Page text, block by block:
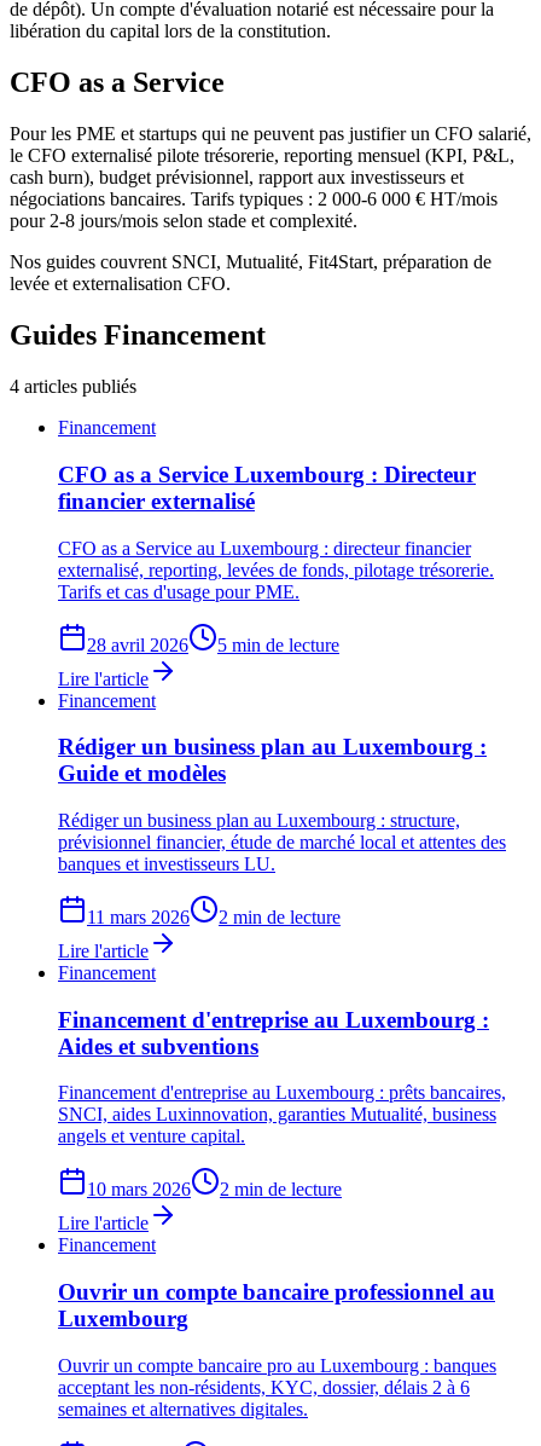
de dépôt). Un compte d'évaluation notarié est nécessaire pour la
libération du capital lors de la constitution.
CFO as a Service
Pour les PME et startups qui ne peuvent pas justifier un CFO salarié,
le CFO externalisé pilote trésorerie, reporting mensuel (KPI, P&L,
cash burn), budget prévisionnel, rapport aux investisseurs et
négociations bancaires. Tarifs typiques : 2 000-6 000 € HT/mois
pour 2-8 jours/mois selon stade et complexité.
Nos guides couvrent SNCI, Mutualité, Fit4Start, préparation de
levée et externalisation CFO.
Guides Financement
4 articles publiés
Financement
CFO as a Service Luxembourg : Directeur
financier externalisé
CFO as a Service au Luxembourg : directeur financier
externalisé, reporting, levées de fonds, pilotage trésorerie.
Tarifs et cas d'usage pour PME.
28 avril 2026
5 min de lecture
Lire l'article
Financement
Rédiger un business plan au Luxembourg :
Guide et modèles
Rédiger un business plan au Luxembourg : structure,
prévisionnel financier, étude de marché local et attentes des
banques et investisseurs LU.
11 mars 2026
2 min de lecture
Lire l'article
Financement
Financement d'entreprise au Luxembourg :
Aides et subventions
Financement d'entreprise au Luxembourg : prêts bancaires,
SNCI, aides Luxinnovation, garanties Mutualité, business
angels et venture capital.
10 mars 2026
2 min de lecture
Lire l'article
Financement
Ouvrir un compte bancaire professionnel au
Luxembourg
Ouvrir un compte bancaire pro au Luxembourg : banques
acceptant les non-résidents, KYC, dossier, délais 2 à 6
semaines et alternatives digitales.